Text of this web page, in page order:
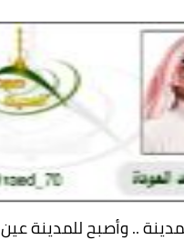
.. وأصبح للمدينة عين